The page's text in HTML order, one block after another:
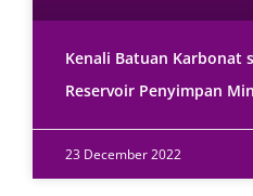
Kenali Batuan Karbonat
Reservoir Penyimpan
23 December 2022